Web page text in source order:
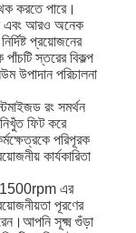
করতে পারে।
এবং আরও অনেক
প্রয়োজনের
স্তরের বিকল্প
উপাদান পরিচালনা
রং সমর্থন
ফিট করে
পরিপূরক
কার্যকারিতা
1500rpm এর
পূরণের
সূক্ষ্ম গুঁড়া